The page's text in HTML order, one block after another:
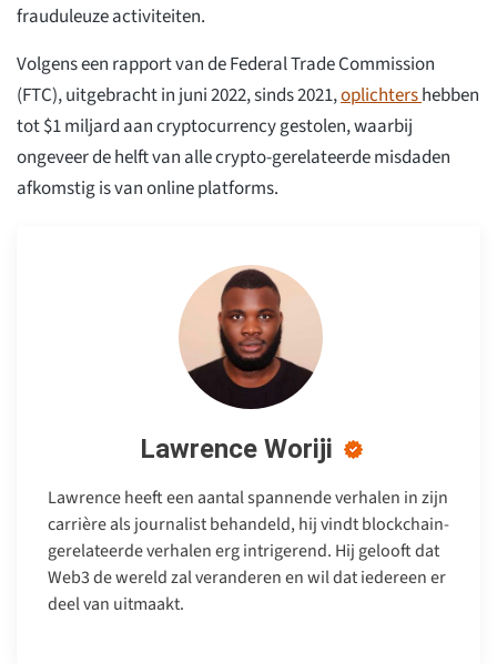
frauduleuze activiteiten.
Volgens een rapport van de Federal Trade Commission
(FTC), uitgebracht in juni 2022, sinds 2021,oplichtershebben
tot $1 miljard aan cryptocurrency gestolen, waarbij
ongeveer de helft van alle crypto-gerelateerde misdaden
afkomstig is van online platforms.
Lawrence Woriji
Lawrence heeft een aantal spannende verhalen in zijn
carrière als journalist behandeld, hij vindt blockchain-
gerelateerde verhalen erg intrigerend. Hij gelooft dat
Web3 de wereld zal veranderen en wil dat iedereen er
deel van uitmaakt.